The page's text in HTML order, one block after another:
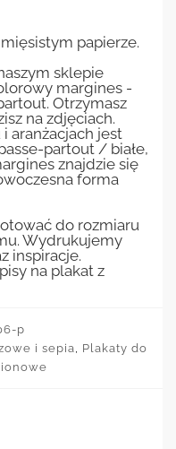
papierze.
sklepie
margines -
Otrzymasz
na zdjęciach.
aranżacjach jest
partout / białe,
znajdzie się
forma
do rozmiaru
Wydrukujemy
inspiracje.
na plakat z
p
i sepia, Plakaty do